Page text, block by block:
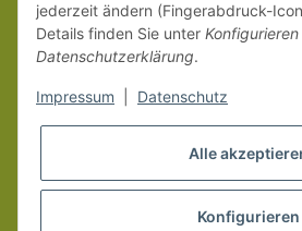
Vertrag
jederzeit ändern (Fingerabdruck-
Details finden Sie unter Konfigurieren
Datenschutzerklärung.
Impressum Datenschutz
Alle
Konfigurieren